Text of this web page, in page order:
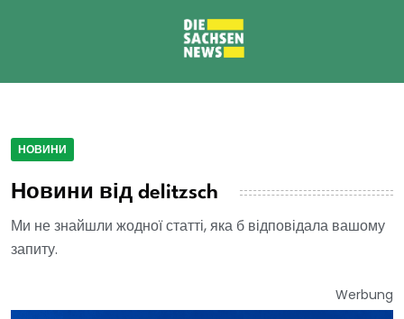
НОВИНИ
Новини від delitzsch
Ми не знайшли жодної статті, яка б відповідала вашому
запиту.
Werbung